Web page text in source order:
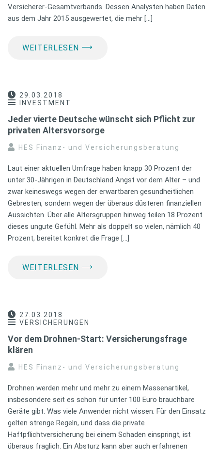
Versicherer-Gesamtverbands. Dessen Analysten haben Daten
aus dem Jahr 2015 ausgewertet, die mehr […]
WEITERLESEN ⟶
29.03.2018
INVESTMENT
Jeder vierte Deutsche wünscht sich Pflicht zur
privaten Altersvorsorge
HES Finanz- und Versicherungsberatung
Laut einer aktuellen Umfrage haben knapp 30 Prozent der
unter 30-Jährigen in Deutschland Angst vor dem Alter – und
zwar keineswegs wegen der erwartbaren gesundheitlichen
Gebresten, sondern wegen der überaus düsteren finanziellen
Aussichten. Über alle Altersgruppen hinweg teilen 18 Prozent
dieses ungute Gefühl. Mehr als doppelt so vielen, nämlich 40
Prozent, bereitet konkret die Frage […]
WEITERLESEN ⟶
27.03.2018
VERSICHERUNGEN
Vor dem Drohnen-Start: Versicherungsfrage
klären
HES Finanz- und Versicherungsberatung
Drohnen werden mehr und mehr zu einem Massenartikel,
insbesondere seit es schon für unter 100 Euro brauchbare
Geräte gibt. Was viele Anwender nicht wissen: Für den Einsatz
gelten strenge Regeln, und dass die private
Haftpflichtversicherung bei einem Schaden einspringt, ist
überaus fraglich. Ein Absturz kann aber auch erfahrenen